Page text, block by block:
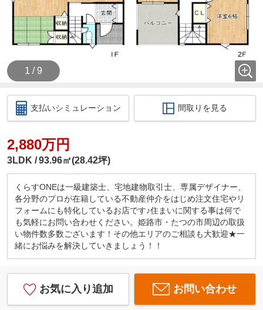
1 / 9
支払いシミュレーション 間取りを見る
2,880万円
3LDK 93.96㎡(28.42坪)
くらすONEは一級建築士、宅地建物取引士、専属デザイナー、
各分野のプロが在籍している不動産仲介をはじめ注文住宅やリ
フォームにも特化しているお店です♪住まいに関する事は何で
も気軽にお問い合わせください。姫路市・たつの市周辺の取扱
い物件数多数ございます！その他エリアのご相談も大歓迎★一
緒にお悩みを解決していきましょう！！
お気に入り追加 お問い合わせ